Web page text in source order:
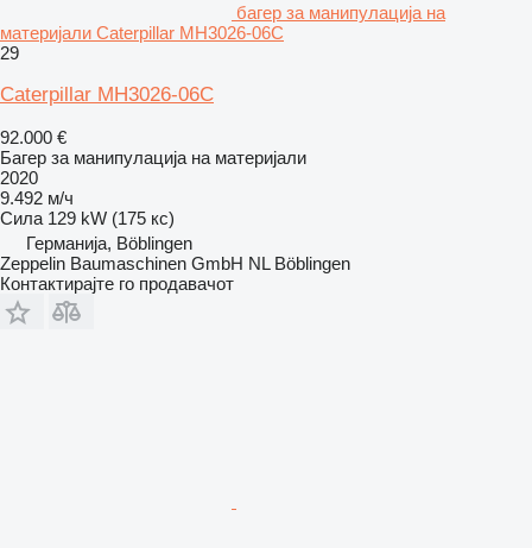
багер за манипулација на
материјали Caterpillar MH3026-06C
29
Caterpillar MH3026-06C
92.000 €
Багер за манипулација на материјали
2020
9.492 м/ч
Сила 129 kW (175 кс)
Германија, Böblingen
Zeppelin Baumaschinen GmbH NL Böblingen
Контактирајте го продавачот